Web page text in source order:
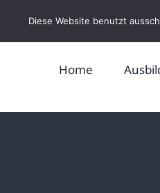
Home
Diese Website benutzt